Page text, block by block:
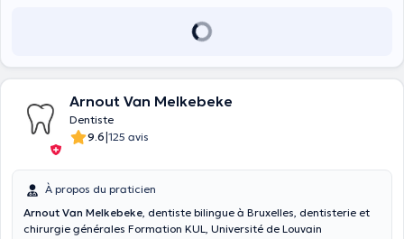
Arnout Van Melkebeke
Dentiste
9.6|125 avis
À propos du praticien
Arnout Van Melkebeke, dentiste bilingue à Bruxelles, dentisterie et
chirurgie générales Formation KUL, Université de Louvain